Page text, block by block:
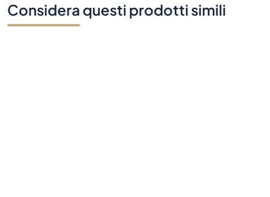
Considera questi prodotti simili